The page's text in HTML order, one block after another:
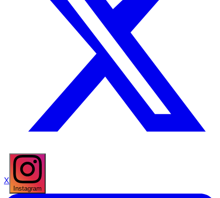
X
Instagram